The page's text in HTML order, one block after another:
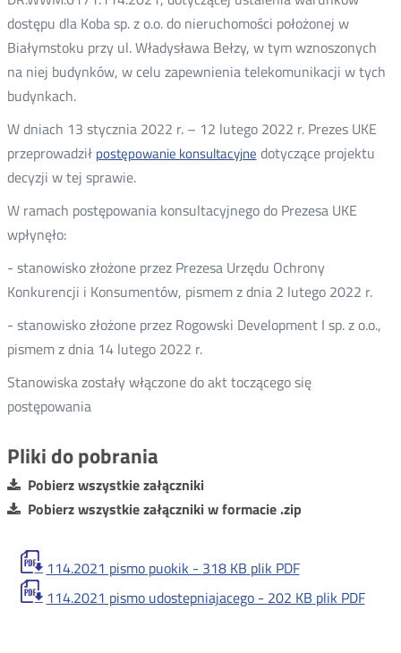
dostępu dla Koba sp. z o.o. do nieruchomości położonej w
Białymstoku przy ul. Władysława Bełzy, w tym wznoszonych
na niej budynków, w celu zapewnienia telekomunikacji w tych
budynkach.
W dniach 13 stycznia 2022 r. – 12 lutego 2022 r. Prezes UKE
przeprowadził postępowanie konsultacyjne dotyczące projektu
decyzji w tej sprawie.
W ramach postępowania konsultacyjnego do Prezesa UKE
wpłynęło:
- stanowisko złożone przez Prezesa Urzędu Ochrony
Konkurencji i Konsumentów, pismem z dnia 2 lutego 2022 r.
- stanowisko złożone przez Rogowski Development I sp. z o.o.,
pismem z dnia 14 lutego 2022 r.
Stanowiska zostały włączone do akt toczącego się
postępowania
Pliki do pobrania
Pobierz wszystkie załączniki
Pobierz wszystkie załączniki w formacie .zip
114.2021 pismo puokik - 318 KB plik PDF
114.2021 pismo udostepniajacego - 202 KB plik PDF